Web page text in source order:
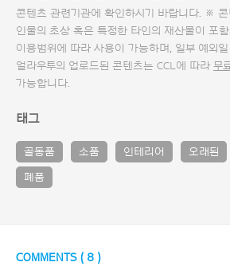
콘텐츠 관련기관에 확인하시기 바랍니다. ※
인물의 초상 혹은 특정한 타인의 재산물이 포
이용범위에 따라 사용이 가능하며, 일부 예외
얼라우투의 업로드된 콘텐츠는 CCL에 따라 무
가능합니다.
태그
골동품 소품 인테리어 오래된
폐품
COMMENTS ( 8 )